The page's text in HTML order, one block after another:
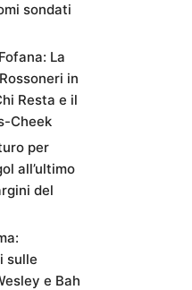
sondati
La
in
Resta e il
Cheek
per
all’ultimo
del
sulle
e Bah